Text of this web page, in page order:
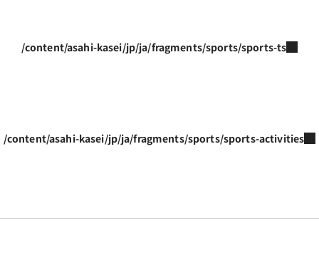
/content/asahi-kasei/jp/ja/fragments/sports/sports-ts
/content/asahi-kasei/jp/ja/fragments/sports/sports-activities